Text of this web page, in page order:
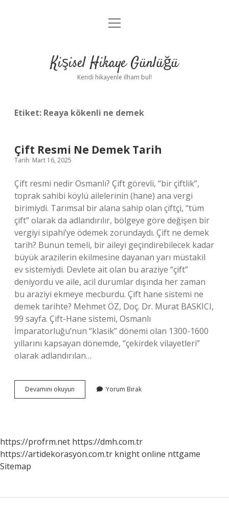
Anasayfa
Yasal Uyarı
menüyü
Kişisel Hikaye Günlüğü
Kendi hikayenle ilham bul!
Etiket: Reaya kökenli ne demek
Çift Resmi Ne Demek Tarih
Tarih: Mart 16, 2025
Çift resmi nedir Osmanlı? Çift görevli, “bir çiftlik”,
toprak sahibi köylü ailelerinin (hane) ana vergi
birimiydi. Tarımsal bir alana sahip olan çiftçi, “tüm
çift” olarak da adlandırılır, bölgeye göre değişen bir
vergiyi sipahi’ye ödemek zorundaydı. Çift ne demek
tarih? Bunun temeli, bir aileyi geçindirebilecek kadar
büyük arazilerin ekilmesine dayanan yarı müstakil
ev sistemiydi. Devlete ait olan bu araziye “çift”
deniyordu ve aile, acil durumlar dışında her zaman
bu araziyi ekmeye mecburdu. Çift hane sistemi ne
demek tarihte? Mehmet ÖZ, Doç. Dr. Murat BASKICI,
99 sayfa. Çift-Hane sistemi, Osmanlı
İmparatorluğu’nun “klasik” dönemi olan 1300-1600
yıllarını kapsayan dönemde, “çekirdek vilayetleri”
olarak adlandırılan…
Devamını okuyun
Resmi
Yorum Bırak
https://profrm.net https://dmh.com.tr
https://artidekorasyon.com.tr knight online nttgame
Sitemap